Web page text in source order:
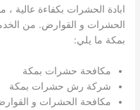
ابادة الحشرات بكفاءة عالية
الحشرات و القوارض. من
بمكة ما يلي:
مكافحة حشرات بمكة
شركة رش حشرات بمكة
مكافحة الحشرات و